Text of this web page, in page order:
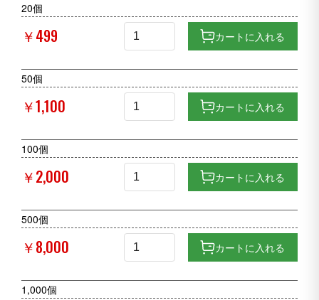
20個
￥499 カートに入れる
50個
￥1,100 カートに入れる
100個
￥2,000 カートに入れる
500個
￥8,000 カートに入れる
1,000個